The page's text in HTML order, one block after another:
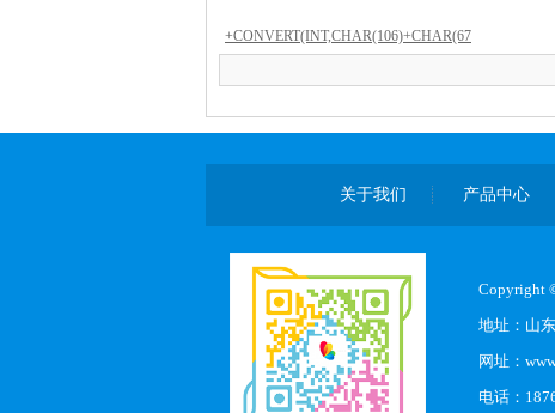
+CONVERT(INT,CHAR(106)+CHAR(67
关于我们 产品中心
Copyright
地址：山
网址：
电话：